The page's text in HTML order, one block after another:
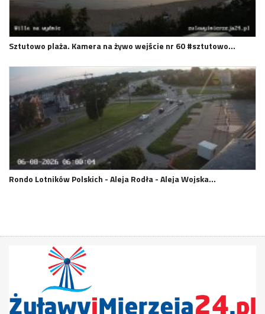
Sztutowo plaża. Kamera na żywo wejście nr 60 #sztutowo…
Rondo Lotników Polskich - Aleja Rodła - Aleja Wojska…